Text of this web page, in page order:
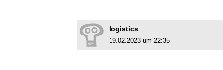
logistics
19.02.2023 um 22:35